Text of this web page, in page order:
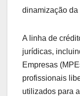
dinamização
A linha de
jurídicas,
Empresas
profissionais
utilizados para